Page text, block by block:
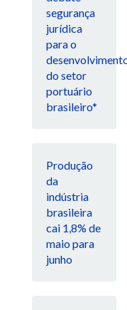
segurança
jurídica
para o
do setor
portuário
brasileiro*
Produção
da
indústria
brasileira
cai 1,8% de
maio para
junho